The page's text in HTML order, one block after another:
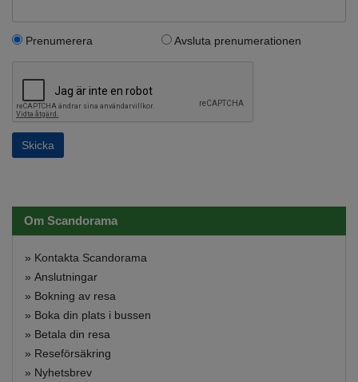
Prenumerera Avsluta prenumerationen
Om Scandorama
» Kontakta Scandorama
» Anslutningar
» Bokning av resa
» Boka din plats i bussen
» Betala din resa
» Reseförsäkring
» Nyhetsbrev